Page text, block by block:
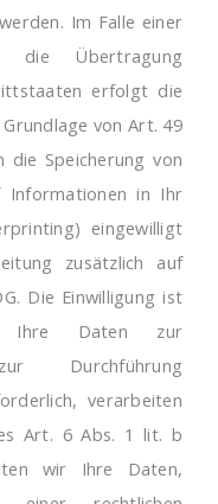
Im Falle einer
die Übertragung
erfolgt die
von Art. 49
die Speicherung von
in Ihr
eingewilligt
zusätzlich auf
Die Einwilligung ist
Ihre Daten zur
Durchführung
verarbeiten
Art. 6 Abs. 1 lit. b
wir Ihre Daten,